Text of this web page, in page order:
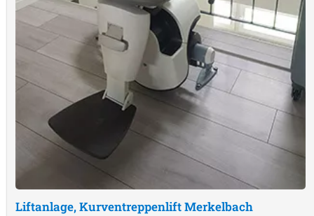
Liftanlage, KurventreppenliftMerkelbach